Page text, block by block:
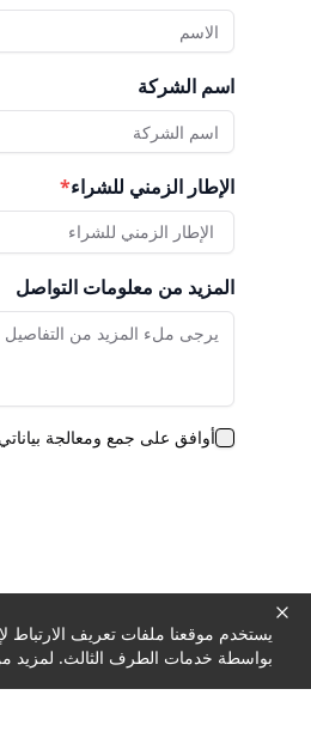
اسم الشركة
الإطار الزمني للشراء*
الإطار الزمني للشراء
المزيد من معلومات التواصل
أوافق على جمع ومعالجة
يستخدم موقعنا ملفات تعريف الارتباط
بواسطة خدمات الطرف الثالث. لمزيد